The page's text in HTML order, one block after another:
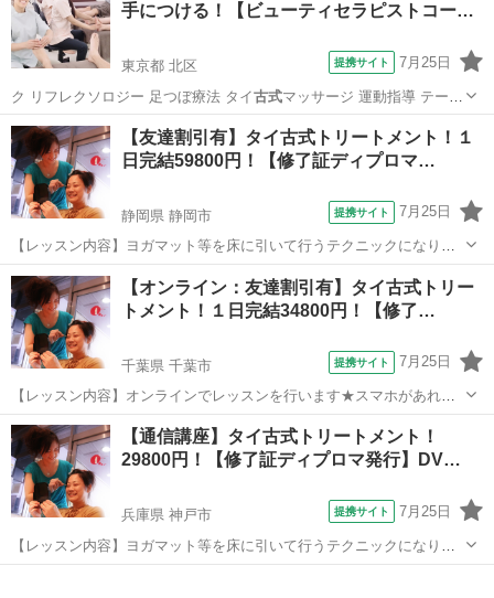
いくテクニックと、ヨガの要素を兼ね備え...
手につける！【ビューティセラピストコー…
東京都 北区 提携サイト 7月25日
ク リフレクソロジー 足つぼ療法 タイ古式マッサージ 運動指導 テーピ
ング スト…
東京 北区 マッサージ
【友達割引有】タイ古式トリートメント！１
日完結59800円！【修了証ディプロマ…
静岡県 静岡市 提携サイト 7月25日
【レッスン内容】ヨガマット等を床に引いて行うテクニックになりま
す。レッスンは学科と実技を行い、体感して頂きます。お客様は洋服
を脱がずそのまま行います。お客様へ圧をゆっくり加えながら押して
いくテクニックと、ヨガの要素を兼ね備え...
静岡 静岡市 マッサージ
【オンライン：友達割引有】タイ古式トリー
トメント！１日完結34800円！【修了…
千葉県 千葉市 提携サイト 7月25日
【レッスン内容】オンラインでレッスンを行います★スマホがあれば
OKです！ヨガマット等を床に引いて行うテクニックになります。レッ
スンは学科と実技を行い、体感して頂きます。お客様は洋服を脱がず
そのまま行います。お客様へ圧をゆっく...
千葉 千葉市 整体
【通信講座】タイ古式トリートメント！
29800円！【修了証ディプロマ発行】DV…
兵庫県 神戸市 提携サイト 7月25日
【レッスン内容】ヨガマット等を床に引いて行うテクニックになりま
す。レッスンは学科と実技を行います。お客様は洋服を脱がずそのま